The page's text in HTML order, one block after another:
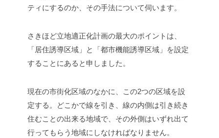
ティにするのか、その手法について伺います。
さきほど立地適正化計画の最大のポイントは、
「居住誘導区域」と「都市機能誘導区域」を設定
することにあると申しました。
現在の市街化区域のなかに、この2つの区域を設
定する。どこかで線を引き、線の内側は引き続き
住むことの出来る地域で、その外側はいずれ出て
行ってもらう地域にしなければなりません。